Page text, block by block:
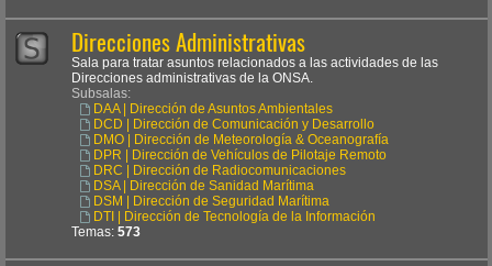
Direcciones Administrativas
Sala para tratar asuntos relacionados a las actividades de las
Direcciones administrativas de la ONSA.
Subsalas:
DAA | Dirección de Asuntos Ambientales
DCD | Dirección de Comunicación y Desarrollo
DMO | Dirección de Meteorología & Oceanografía
DPR | Dirección de Vehículos de Pilotaje Remoto
DRC | Dirección de Radiocomunicaciones
DSA | Dirección de Sanidad Marítima
DSM | Dirección de Seguridad Marítima
DTI | Dirección de Tecnología de la Información
Temas: 573